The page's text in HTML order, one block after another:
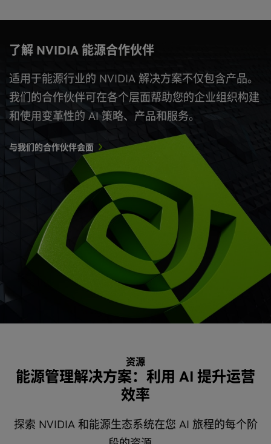
了解 NVIDIA 能源合作伙伴
适用于能源行业的 NVIDIA 解决方案不仅包含产品。
我们的合作伙伴可在各个层面帮助您的企业组织构建
和使用变革性的 AI 策略、产品和服务。
与我们的合作伙伴会面
资源
能源管理解决方案：利用 AI 提升运营
效率
探索 NVIDIA 和能源生态系统在您 AI 旅程的每个阶